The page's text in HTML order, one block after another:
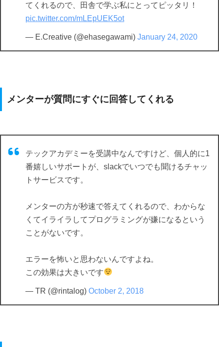
てくれるので、田舎で学ぶ私にとってピッタリ！
pic.twitter.com/mLEpUEK5ot
— E.Creative (@ehasegawami) January 24, 2020
メンターが質問にすぐに回答してくれる
テックアカデミーを受講中なんですけど、個人的に1
番嬉しいサポートが、slackでいつでも聞けるチャッ
トサービスです。
メンターの方が秒速で答えてくれるので、わからな
くてイライラしてプログラミングが嫌になるという
ことがないです。
エラーを怖いと思わないんですよね。
この効果は大きいです
— TR (@rintalog) October 2, 2018